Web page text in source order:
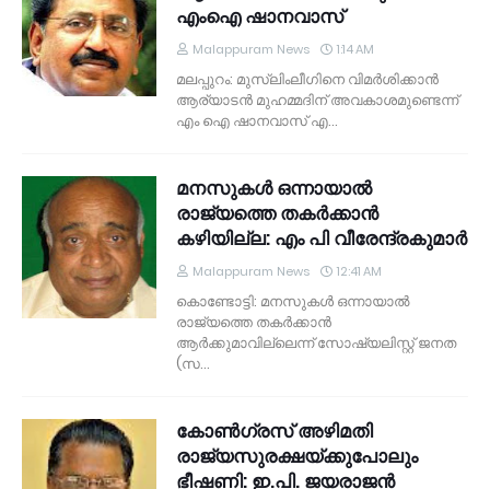
എംഐ ഷാനവാസ്‌
Malappuram News 1:14 AM
മലപ്പുറം: മുസ്‌ലിംലീഗിനെ വിമര്‍ശിക്കാന്‍
ആര്യാടന്‍ മുഹമ്മദിന്‌ അവകാശമുണ്ടെന്ന്‌
എം ഐ ഷാനവാസ്‌ എ…
മനസുകള്‍ ഒന്നായാല്‍
രാജ്യത്തെ തകര്‍ക്കാന്‍
കഴിയില്ല: എം പി വീരേന്ദ്രകുമാര്‍
Malappuram News 12:41 AM
കൊണ്ടോട്ടി: മനസുകള്‍ ഒന്നായാല്‍
രാജ്യത്തെ തകര്‍ക്കാന്‍
ആര്‍ക്കുമാവില്ലെന്ന് സോഷ്യലിസ്റ്റ് ജനത
(സ…
കോണ്‍ഗ്രസ് അഴിമതി
രാജ്യസുരക്ഷയ്ക്കുപോലും
ഭീഷണി: ഇ.പി. ജയരാജന്‍